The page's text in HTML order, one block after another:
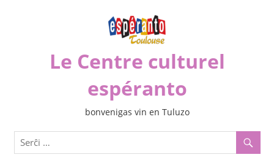
Le Centre culturel
espéranto
bonvenigas vin en Tuluzo